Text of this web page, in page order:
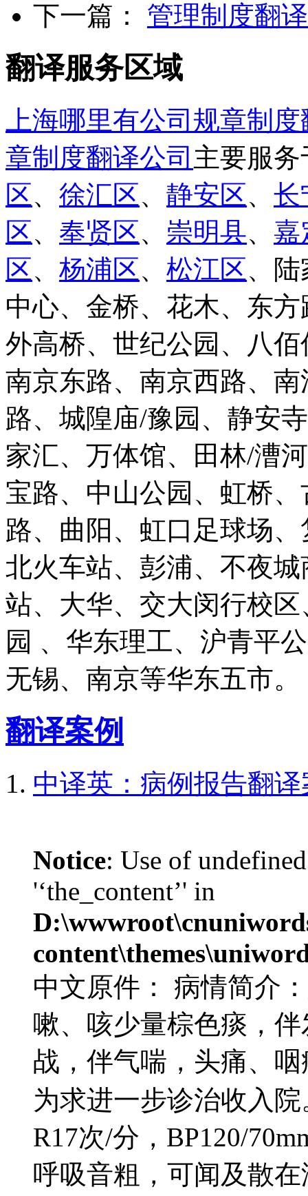
下一篇： 管理制度翻译
翻译服务区域
上海哪里有公司规章制
章制度翻译公司 主要服务
区、 徐汇区、 静安区、 长
区、 奉贤区、 崇明县、 嘉
区、 杨浦区、 松江区、
中心、金桥、花木、东
外高桥、世纪公园、八
南京东路、南京西路、
路、城隍庙/豫园、静安
家汇、万体馆、田林/漕
宝路、中山公园、虹桥
路、曲阳、虹口足球场
北火车站、彭浦、不夜
站、大华、交大闵行校
园 、华东理工、沪青平
无锡、南京等华东五市。
翻译案例
中译英：病例报告翻译
Notice: Use of
'‘the_content’' in
中文原件： 病情简介
嗽、咳少量棕色痰，
战，伴气喘，头痛、
为求进一步诊治收入
R17次/分，BP120/
呼吸音粗，可闻及散